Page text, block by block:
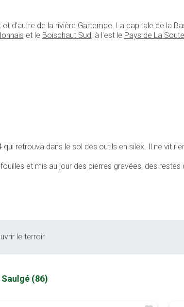
et d'autre de la rivière Gartempe. La capitale de la
et le Boischaut Sud, à l'est le Pays de La
retrouva dans le sol des outils en silex. Il ne vit
et mis au jour des pierres gravées, des restes
le terroir
(86)